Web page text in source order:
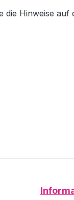
Hinweise auf